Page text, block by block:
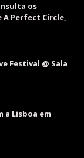
os
Perfect Circle,
Festival @ Sala
a Lisboa em